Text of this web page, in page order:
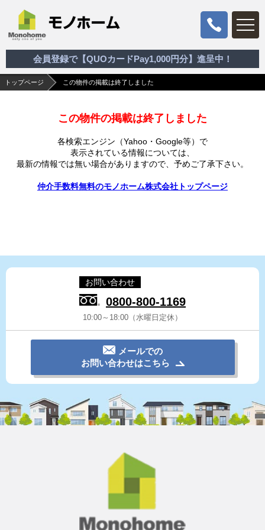
会員登録で【QUOカードPay1,000円分】進呈中！
トップページ この物件の掲載は終了しました
この物件の掲載は終了しました
各検索エンジン（Yahoo・Google等）で
表示されている情報については、
最新の情報では無い場合がありますので、 予めご了承下さい。
仲介手数料無料のモノホーム株式会社トップページ
お問い合わせ
0800-800-1169
10:00～18:00（水曜日定休）
メールでの
お問い合わせはこちら